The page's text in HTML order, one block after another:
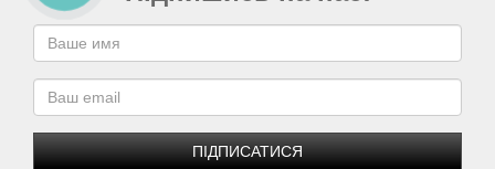
ПІДПИСАТИСЯ